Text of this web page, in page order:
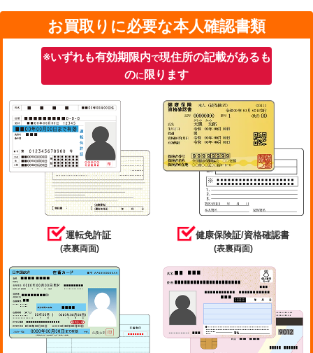
お買取りに必要な本人確認書類
※いずれも有効期限内で現住所の記載があるも
のに限ります
運転免許証
(表裏両面)
健康保険証/資格確認書
(表裏両面)